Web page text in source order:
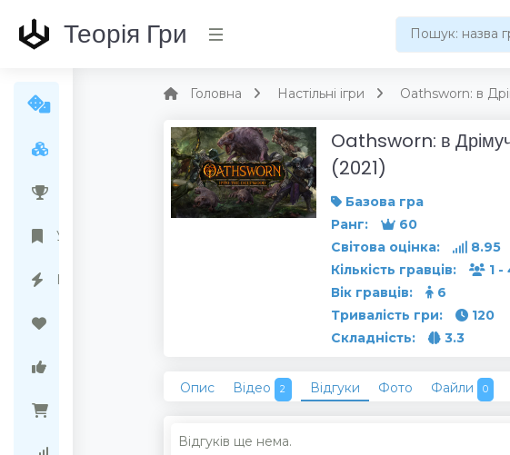
Народний рейтинг
Українські ігри
Передзамовлення
Теорія Гри
Головна Настільні ігри Oathsworn: в
Oathsworn: в
(2021)
Базова гра
Ранг:
60
Світова оцінка:
8.95
Кількість гравців:
1 -
Вік гравців:
6
Тривалість гри:
120
Складність:
3.3
Опис Відео 2 Відгуки Фото Файли 0
Відгуків ще нема.